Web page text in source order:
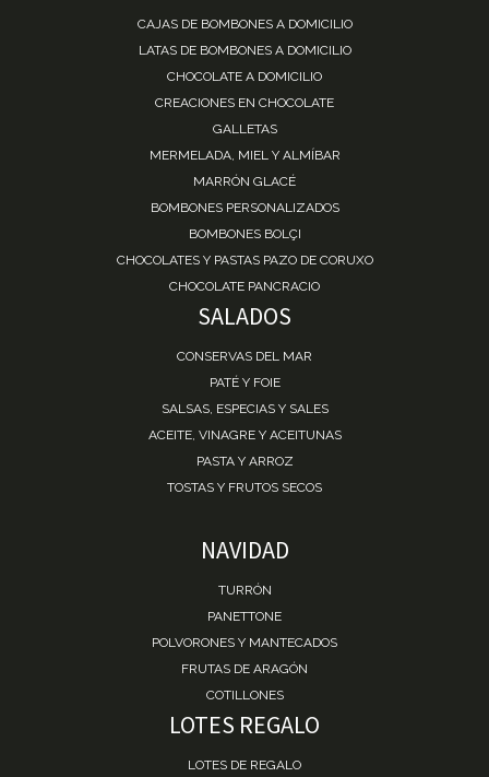
CAJAS DE BOMBONES A DOMICILIO
LATAS DE BOMBONES A DOMICILIO
CHOCOLATE A DOMICILIO
CREACIONES EN CHOCOLATE
GALLETAS
MERMELADA, MIEL Y ALMÍBAR
MARRÓN GLACÉ
BOMBONES PERSONALIZADOS
BOMBONES BOLÇI
CHOCOLATES Y PASTAS PAZO DE CORUXO
CHOCOLATE PANCRACIO
SALADOS
CONSERVAS DEL MAR
PATÉ Y FOIE
SALSAS, ESPECIAS Y SALES
ACEITE, VINAGRE Y ACEITUNAS
PASTA Y ARROZ
TOSTAS Y FRUTOS SECOS
NAVIDAD
TURRÓN
PANETTONE
POLVORONES Y MANTECADOS
FRUTAS DE ARAGÓN
COTILLONES
LOTES REGALO
LOTES DE REGALO